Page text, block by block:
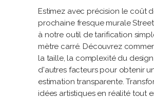
Estimez avec précision le coût
prochaine fresque murale
à notre outil de tarification
mètre carré. Découvrez
la taille, la complexité du
d'autres facteurs pour obtenir
estimation transparente.
idées artistiques en réalité tout